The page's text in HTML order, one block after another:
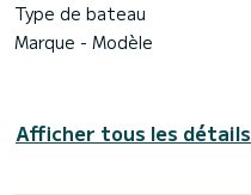
Type de bateau
Marque - Modèle
Afficher tous les détails